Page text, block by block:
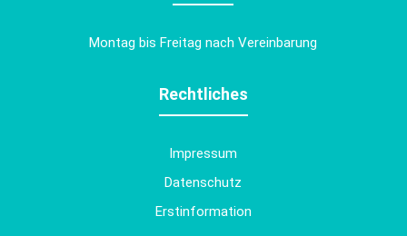
Montag bis Freitag nach Vereinbarung
Rechtliches
Impressum
Datenschutz
Erstinformation